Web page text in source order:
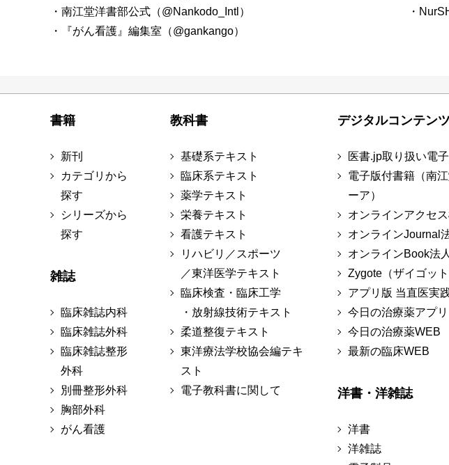
・南江堂洋書部公式（@Nankodo_Intl）
・『がん看護』編集室（@gankango）
・
書籍
新刊
カテゴリから
探す
シリーズから
探す
雑誌
臨床雑誌内科
臨床雑誌外科
臨床雑誌整形
外科
別冊整形外科
胸部外科
がん看護
教科書
基礎系テキスト
臨床系テキスト
薬学テキスト
栄養テキスト
看護テキスト
リハビリ／スポーツ
／東洋医学テキスト
臨床検査・臨床工学
・放射線技術テキスト
柔道整復テキスト
東洋療法学校協会編テキ
スト
電子教科書に関して
デジタルコンテンツ
医書.jp取り扱い電
電子版付書籍（南
ーア）
オンラインアクセ
オンラインJournal
オンラインBook法
Zygote（ザイゴット
アプリ版 当直医実
今日の治療薬アプリ
今日の治療薬WEB
最新の臨床WEB
洋書・洋雑誌
洋書
洋雑誌